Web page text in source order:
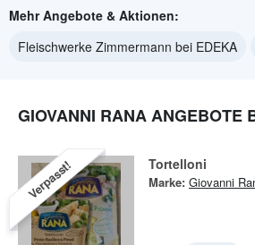
Mehr Angebote & Aktionen:
Fleischwerke Zimmermann bei EDEKA
GIOVANNI RANA ANGEBOTE
Verpasst! Tortelloni
Marke: Giovanni